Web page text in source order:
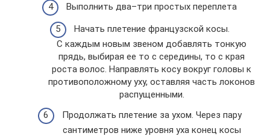
Выполнить два–три простых переплета
Начать плетение французской косы.
С каждым новым звеном добавлять тонкую
прядь, выбирая ее то с середины, то с края
роста волос. Направлять косу вокруг головы к
противоположному уху, оставляя часть локонов
распущенными.
Продолжать плетение за ухом. Через пару
сантиметров ниже уровня уха конец косы